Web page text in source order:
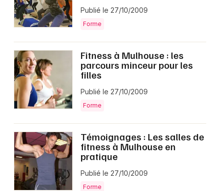
Publié le 27/10/2009
Forme
Fitness à Mulhouse : les
parcours minceur pour les
filles
Publié le 27/10/2009
Forme
Témoignages : Les salles de
fitness à Mulhouse en
pratique
Publié le 27/10/2009
Forme